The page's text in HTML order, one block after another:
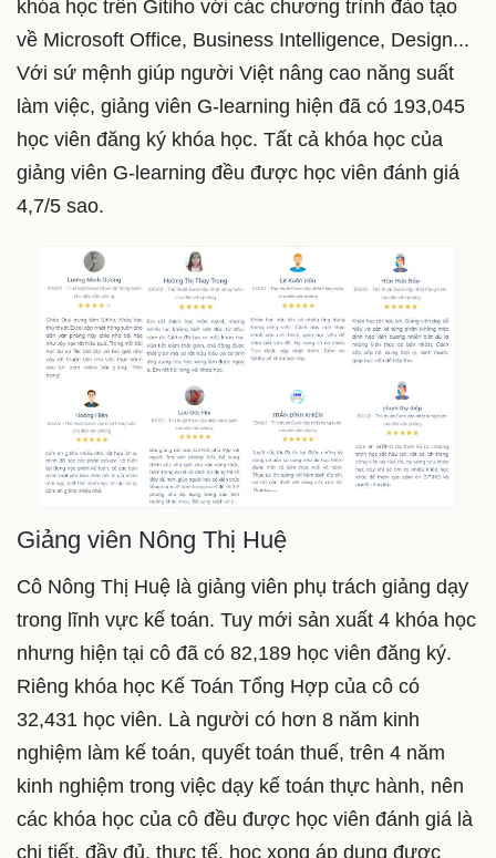
khóa học trên Gitiho với các chương trình đào tạo
về Microsoft Office, Business Intelligence, Design...
Với sứ mệnh giúp người Việt nâng cao năng suất
làm việc, giảng viên G-learning hiện đã có 193,045
học viên đăng ký khóa học. Tất cả khóa học của
giảng viên G-learning đều được học viên đánh giá
4,7/5 sao.
Giảng viên Nông Thị Huệ
Cô Nông Thị Huệ là giảng viên phụ trách giảng dạy
trong lĩnh vực kế toán. Tuy mới sản xuất 4 khóa học
nhưng hiện tại cô đã có 82,189 học viên đăng ký.
Riêng khóa học Kế Toán Tổng Hợp của cô có
32,431 học viên. Là người có hơn 8 năm kinh
nghiệm làm kế toán, quyết toán thuế, trên 4 năm
kinh nghiệm trong việc dạy kế toán thực hành, nên
các khóa học của cô đều được học viên đánh giá là
chi tiết, đầy đủ, thực tế, học xong áp dụng được